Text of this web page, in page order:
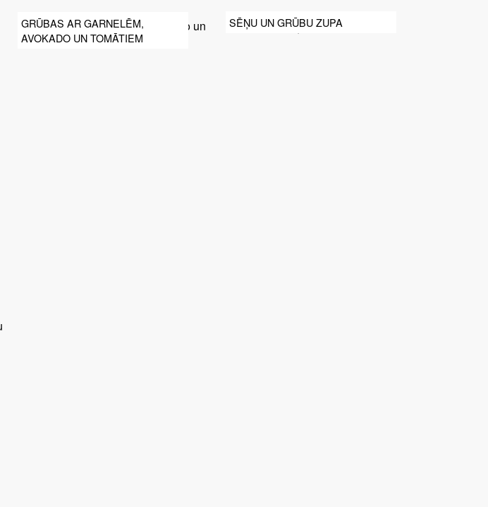
GRŪBAS AR GARNELĒM,
AVOKADO UN TOMĀTIEM
SĒŅU UN GRŪBU ZUPA